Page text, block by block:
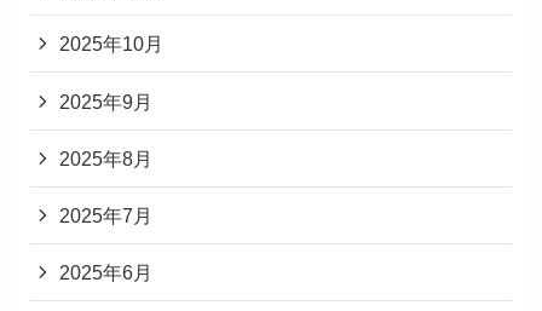
2025年10月
2025年9月
2025年8月
2025年7月
2025年6月